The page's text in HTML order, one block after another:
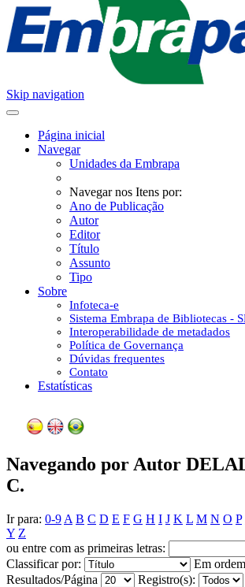
Skip navigation
Página inicial
Navegar
Unidades da Embrapa
Navegar nos Itens por:
Ano de Publicação
Autor
Editor
Título
Assunto
Tipo
Sobre
Infoteca-e
Sistema Embrapa de Bibliotecas -
Interoperabilidade de metadados
Política de Governança
Dúvidas frequentes
Contato
Estatísticas
Navegando por Autor
C.
Ir para: 0-9 A B C D E F G H I J K L M N O P
Y Z
ou entre com as primeiras letras:
Classificar por:
Em
Resultados/Página
Registro(s):